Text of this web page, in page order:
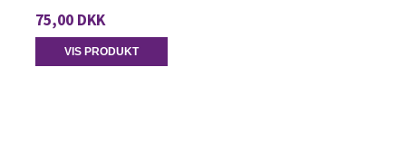
75,00 DKK
VIS PRODUKT